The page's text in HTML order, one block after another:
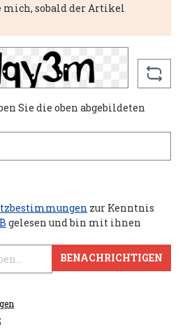
sobald der Artikel
Sie die oben abgebildeten
zur Kenntnis
gelesen und bin mit ihnen
BENACHRICHTIGEN